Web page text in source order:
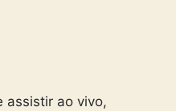
assistir ao vivo,